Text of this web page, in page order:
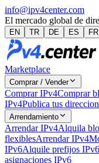
info@ipv4center.com
El mercado global de
EN TR DE ES FR
Marketplace
Comprar / Vender
Comprar IPv4Comprar
IPv4Publica tus
Arrendamiento
Arrendar IPv4Alquila
flexiblesArrendar IPv4
IPv6Alquile prefijos
asignaciones IPv6